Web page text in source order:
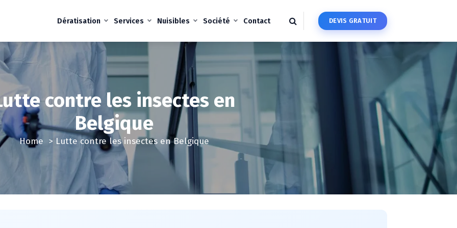
Dératisation Services Nuisibles Société Contact DEVIS GRATUIT
contre les insectes en
Belgique
Home > Lutte contre les insectes en Belgique